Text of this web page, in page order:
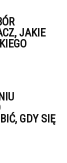
JAKIE
GDY SIĘ